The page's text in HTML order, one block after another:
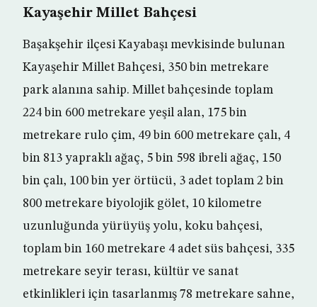
Kayaşehir Millet Bahçesi
Başakşehir ilçesi Kayabaşı mevkisinde bulunan
Kayaşehir Millet Bahçesi, 350 bin metrekare
park alanına sahip. Millet bahçesinde toplam
224 bin 600 metrekare yeşil alan, 175 bin
metrekare rulo çim, 49 bin 600 metrekare çalı, 4
bin 813 yapraklı ağaç, 5 bin 598 ibreli ağaç, 150
bin çalı, 100 bin yer örtücü, 3 adet toplam 2 bin
800 metrekare biyolojik gölet, 10 kilometre
uzunluğunda yürüyüş yolu, koku bahçesi,
toplam bin 160 metrekare 4 adet süs bahçesi, 335
metrekare seyir terası, kültür ve sanat
etkinlikleri için tasarlanmış 78 metrekare sahne,